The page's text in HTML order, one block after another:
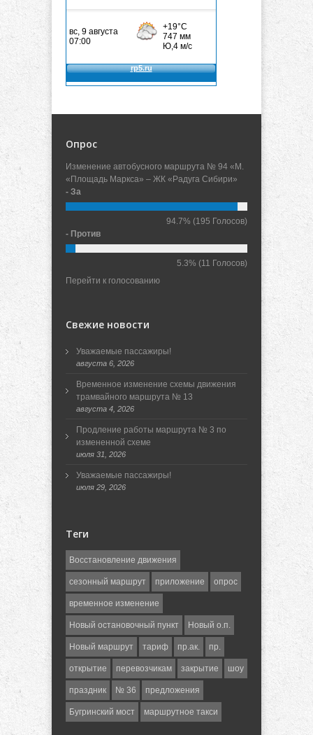
Опрос
Изменение автобусного маршрута № 94 «М.
«Площадь Маркса» – ЖК «Радуга Сибири»
- За
94.7% (195 Голосов)
- Против
5.3% (11 Голосов)
Перейти к голосованию
Свежие новости
Уважаемые пассажиры!
августа 6, 2026
Временное изменение схемы движения
трамвайного маршрута № 13
августа 4, 2026
Продление работы маршрута № 3 по
измененной схеме
июля 31, 2026
Уважаемые пассажиры!
июля 29, 2026
Теги
Восстановление движения
сезонный маршрут приложение опрос
временное изменение
Новый остановочный пункт Новый о.п.
Новый маршрут тариф пр.ак. пр.
открытие перевозчикам закрытие шоу
праздник № 36 предложения
Бугринский мост маршрутное такси